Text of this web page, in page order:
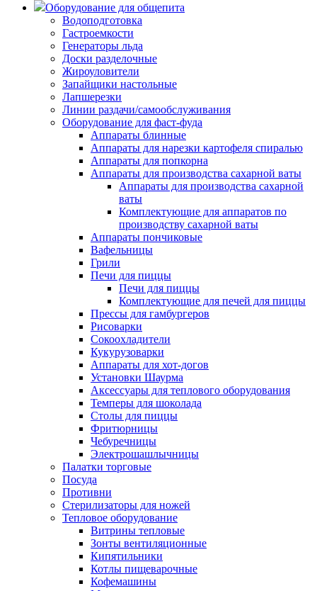
Оборудование для общепита
Водоподготовка
Гастроемкости
Генераторы льда
Доски разделочные
Жироуловители
Запайщики настольные
Лапшерезки
Линии раздачи/самообслуживания
Оборудование для фаст-фуда
Аппараты блинные
Аппараты для нарезки картофеля спиралью
Аппараты для попкорна
Аппараты для производства сахарной ваты
Аппараты для производства сахарной
ваты
Комплектующие для аппаратов по
производству сахарной ваты
Аппараты пончиковые
Вафельницы
Грили
Печи для пиццы
Печи для пиццы
Комплектующие для печей для пиццы
Прессы для гамбургеров
Рисоварки
Сокоохладители
Кукурузоварки
Аппараты для хот-догов
Установки Шаурма
Аксессуары для теплового оборудования
Темперы для шоколада
Столы для пиццы
Фритюрницы
Чебуречницы
Электрошашлычницы
Палатки торговые
Посуда
Противни
Стерилизаторы для ножей
Тепловое оборудование
Витрины тепловые
Зонты вентиляционные
Кипятильники
Котлы пищеварочные
Кофемашины